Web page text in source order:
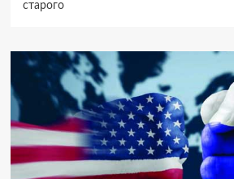
старого